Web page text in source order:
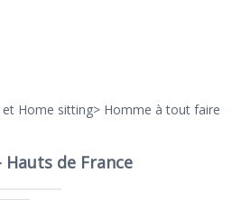
et Home sitting> Homme à tout faire
de France